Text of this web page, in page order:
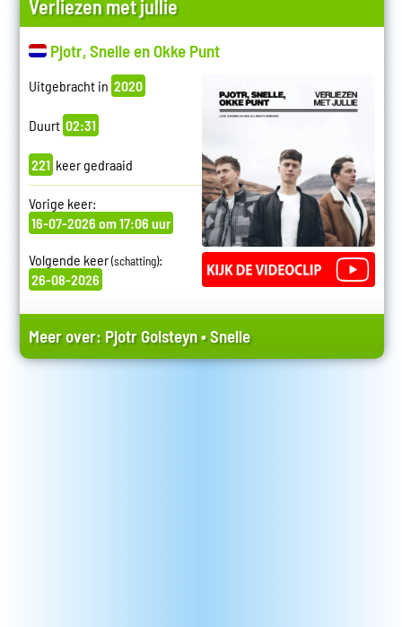
Verliezen met jullie
Pjotr, Snelle en Okke Punt
Uitgebracht in 2020
Duurt 02:31
221 keer gedraaid
Vorige keer:
16-07-2026 om 17:06 uur
Volgende keer(schatting):
26-08-2026
Meer over: Pjotr Golsteyn•Snelle